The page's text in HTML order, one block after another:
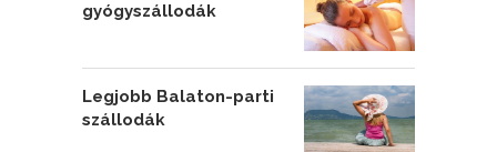
gyógyszállodák
Legjobb Balaton-parti
szállodák